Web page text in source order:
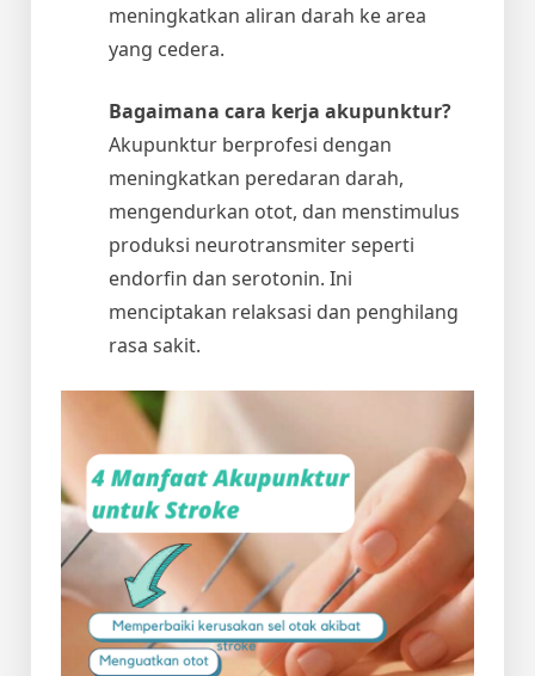
meningkatkan aliran darah ke area
yang cedera.
Bagaimana cara kerja akupunktur?
Akupunktur berprofesi dengan
meningkatkan peredaran darah,
mengendurkan otot, dan menstimulus
produksi neurotransmiter seperti
endorfin dan serotonin. Ini
menciptakan relaksasi dan penghilang
rasa sakit.